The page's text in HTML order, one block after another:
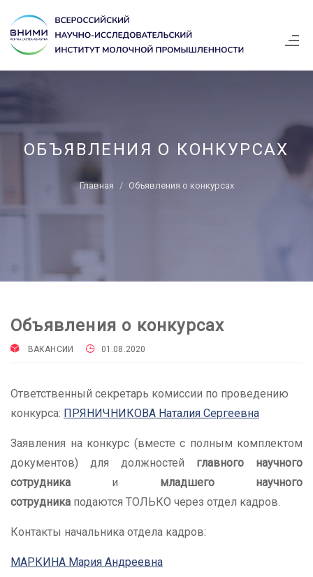
ОБЪЯВЛЕНИЯ О КОНКУРСАХ
Главная Объявления о конкурсах
Объявления о конкурсах
ВАКАНСИИ 01.08.2020
Ответственный секретарь комиссии по проведению
конкурса: ПРЯНИЧНИКОВА Наталия Сергеевна
Заявления на конкурс (вместе с полным комплектом
документов) для должностей главного научного
сотрудника и младшего научного
сотрудника подаются ТОЛЬКО через отдел кадров.
Контакты начальника отдела кадров:
МАРКИНА Мария Андреевна